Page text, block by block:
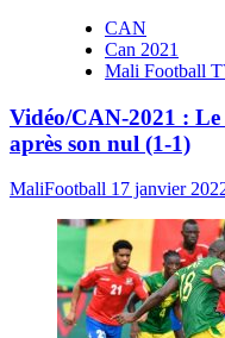
CAN
Can 2021
Mali Football
Vidéo/CAN-2021 :
après son nul (1-1)
MaliFootball 17 janvier